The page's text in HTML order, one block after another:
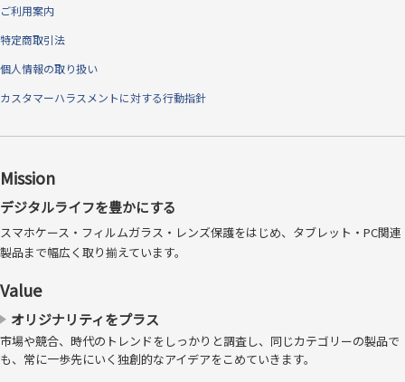
ご利用案内
特定商取引法
個人情報の取り扱い
カスタマーハラスメントに対する行動指針
Mission
デジタルライフを豊かにする
スマホケース・フィルムガラス・レンズ保護をはじめ、タブレット・PC関連
製品まで幅広く取り揃えています。
Value
オリジナリティをプラス
市場や競合、時代のトレンドをしっかりと調査し、同じカテゴリーの製品で
も、常に一歩先にいく独創的なアイデアをこめていきます。